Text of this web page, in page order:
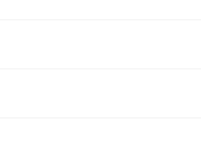
عالية